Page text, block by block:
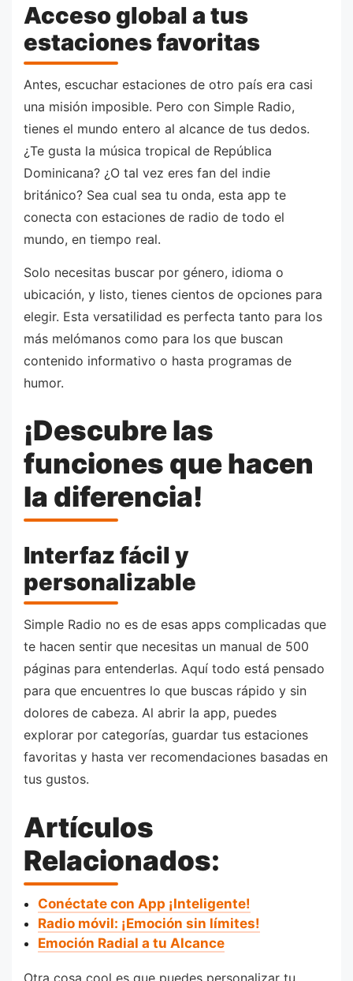
Acceso global a tus
estaciones favoritas
Antes, escuchar estaciones de otro país era casi
una misión imposible. Pero con Simple Radio,
tienes el mundo entero al alcance de tus dedos.
¿Te gusta la música tropical de República
Dominicana? ¿O tal vez eres fan del indie
británico? Sea cual sea tu onda, esta app te
conecta con estaciones de radio de todo el
mundo, en tiempo real.
Solo necesitas buscar por género, idioma o
ubicación, y listo, tienes cientos de opciones para
elegir. Esta versatilidad es perfecta tanto para los
más melómanos como para los que buscan
contenido informativo o hasta programas de
humor.
¡Descubre las
funciones que hacen
la diferencia!
Interfaz fácil y
personalizable
Simple Radio no es de esas apps complicadas que
te hacen sentir que necesitas un manual de 500
páginas para entenderlas. Aquí todo está pensado
para que encuentres lo que buscas rápido y sin
dolores de cabeza. Al abrir la app, puedes
explorar por categorías, guardar tus estaciones
favoritas y hasta ver recomendaciones basadas en
tus gustos.
Artículos
Relacionados:
Conéctate con App ¡Inteligente!
Radio móvil: ¡Emoción sin límites!
Emoción Radial a tu Alcance